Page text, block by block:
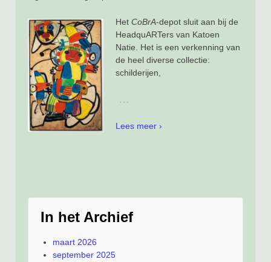
Het CoBrA-depot sluit aan bij de
HeadquARTers van Katoen
Natie. Het is een verkenning van
de heel diverse collectie:
schilderijen,
…
Lees meer ›
In het Archief
maart 2026
september 2025